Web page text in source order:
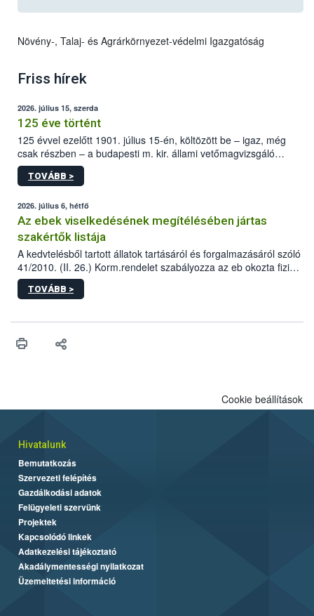
Növény-, Talaj- és Agrárkörnyezet-védelmi Igazgatóság
Friss hírek
2026. július 15, szerda
125 éve történt
125 évvel ezelőtt 1901. július 15-én, költözött be – igaz, még
csak részben – a budapesti m. kir. állami vetőmagvizsgáló
állomás a Kis Rókus utca 15. szám alatti, Czigler Győző által
tervezett új épületébe.
TOVÁBB >
2026. július 6, hétfő
Az ebek viselkedésének megítélésében jártas
szakértők listája
A kedvtelésből tartott állatok tartásáról és forgalmazásáról szóló
41/2010. (II. 26.) Korm.rendelet szabályozza az eb okozta fizikai
sérülés, illetve ennek veszélye keletkezésekor felmerülő
hatósági feladatokat, valamint a veszélyes eb tartását és annak
vonni az ebek viselkedésének megítélésében jártas szakértőt.
TOVÁBB >
Cookie beállítások
Hivatalunk
Bemutatkozás
Szervezeti felépítés
Gazdálkodási adatok
Felügyeleti szervünk
Projektek
Kapcsolódó linkek
Adatkezelési tájékoztató
Akadálymentességi nyilatkozat
Üzemeltetési információ